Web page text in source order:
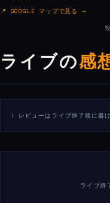
📍 GOOGLE マップで見る →
ライブの感
ℹ️ レビューはライブ終了後に書
ライブ終